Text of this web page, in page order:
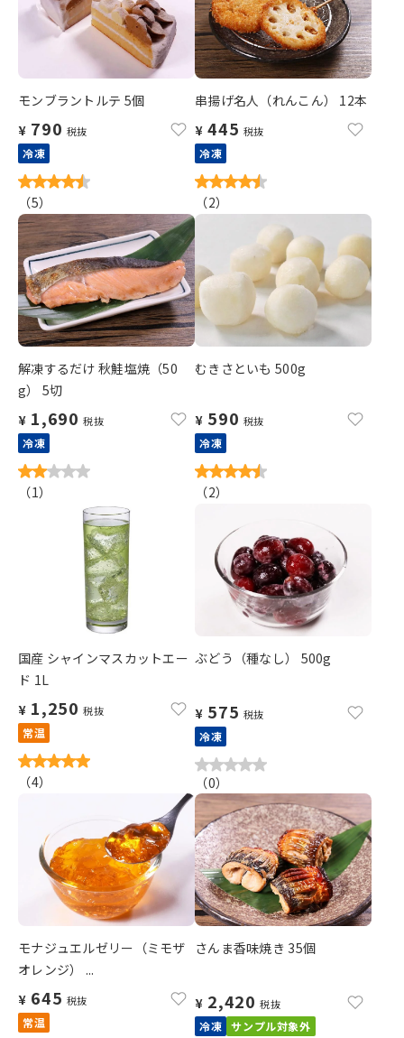
モンブラントルテ 5個
¥ 790 税抜
冷凍
（5）
串揚げ名人（れんこん） 12本
¥ 445 税抜
冷凍
（2）
解凍するだけ 秋鮭塩焼（50
g） 5切
¥ 1,690 税抜
冷凍
（1）
むきさといも 500g
¥ 590 税抜
冷凍
（2）
国産 シャインマスカットエー
ド 1L
¥ 1,250 税抜
常温
（4）
ぶどう（種なし） 500g
¥ 575 税抜
冷凍
（0）
モナジュエルゼリー（ミモザ
オレンジ） ...
¥ 645 税抜
常温
さんま香味焼き 35個
¥ 2,420 税抜
冷凍 サンプル対象外